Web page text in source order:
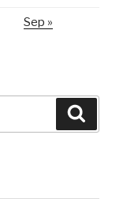
Sep »